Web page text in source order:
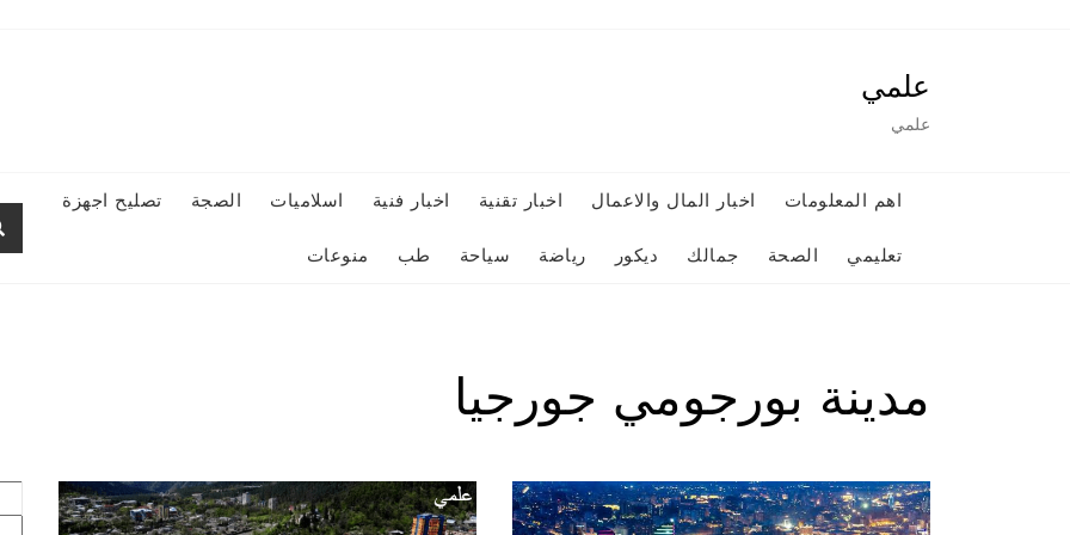
علمي
علمي
اهم المعلومات اخبار المال والاعمال اخبار تقنية اخبار فنية اسلاميات الصجة تصليح اجهزة
تعليمي الصحة جمالك ديكور رياضة سياحة طب منوعات
مدينة بورجومي جورجيا